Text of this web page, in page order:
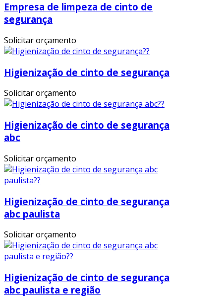
Empresa de limpeza de cinto de
segurança
Solicitar orçamento
Higienização de cinto de segurança
Solicitar orçamento
Higienização de cinto de segurança
abc
Solicitar orçamento
Higienização de cinto de segurança
abc paulista
Solicitar orçamento
Higienização de cinto de segurança
abc paulista e região